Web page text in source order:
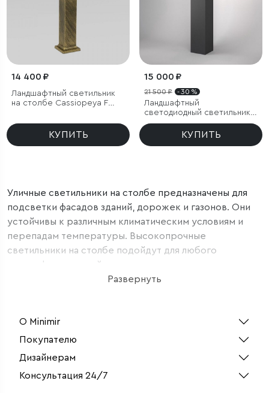
14 400 ₽
Ландшафтный светильник
на столбе Cassiopeya F
КУПИТЬ
15 000 ₽
21 500 ₽ - 30 %
Ландшафтный
светодиодный светильник
Frame LED IP54
КУПИТЬ
Уличные светильники на столбе предназначены для
подсветки фасадов зданий, дорожек и газонов. Они
устойчивы к различным климатическим условиям и
перепадам температуры. Высокопрочные
светильники на столбе подойдут для любого
ландшафтного дизайна.
Главной функцией уличного светильника на столбе
декора, украшающим территорию. Подсветка
определенных придомовых зон подчёркивает
уличных светильников на столбе можно создать
целые световые композиции, призванные объединить
Развернуть
О Minimir
Покупателю
Дизайнерам
Консультация 24/7